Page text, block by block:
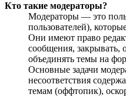
Кто такие модераторы?
Модераторы — это
пользователей),
Они имеют право
сообщения, закрывать,
объединять темы на
Основные задачи
несоответствия
темам (оффтопик),